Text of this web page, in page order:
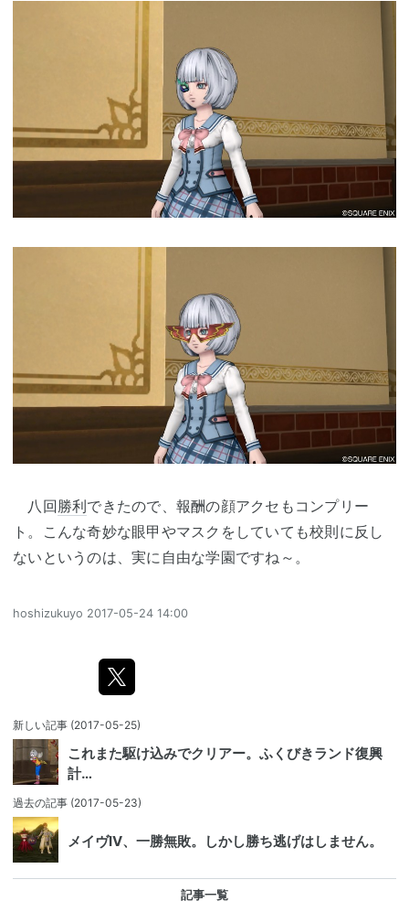
八回勝利できたので、報酬の顔アクセもコンプリー
ト。こんな奇妙な眼甲やマスクをしていても校則に反し
ないというのは、実に自由な学園ですね～。
hoshizukuyo 2017-05-24 14:00
新しい記事 (2017-05-25)
これまた駆け込みでクリアー。ふくびきランド復興
計…
過去の記事 (2017-05-23)
メイヴIV、一勝無敗。しかし勝ち逃げはしません。
記事一覧